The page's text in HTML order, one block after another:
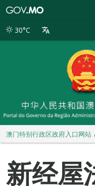
别
30°C
澳门特别行政区政府入口网站
新经屋